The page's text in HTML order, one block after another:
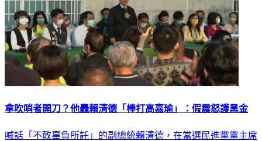
拿吹哨者開刀？他轟賴清德「棒打高嘉瑜」：假震怒護黑金
喊話「不敢辜負所託」的副總統賴清德，在當選民進黨黨主席